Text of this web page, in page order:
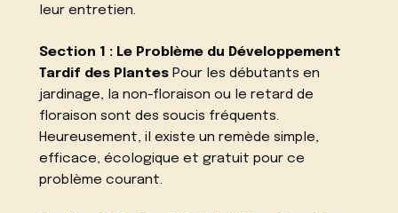
leur entretien.
Section 1 : Le Problème du Développement
Tardif des Plantes Pour les débutants en
jardinage, la non-floraison ou le retard de
floraison sont des soucis fréquents.
Heureusement, il existe un remède simple,
efficace, écologique et gratuit pour ce
problème courant.